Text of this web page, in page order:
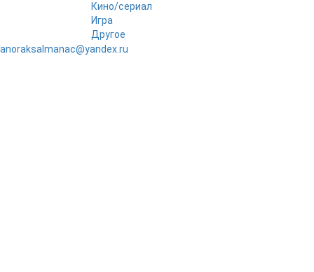
Кино/сериал
Игра
Другое
anoraksalmanac@yandex.ru